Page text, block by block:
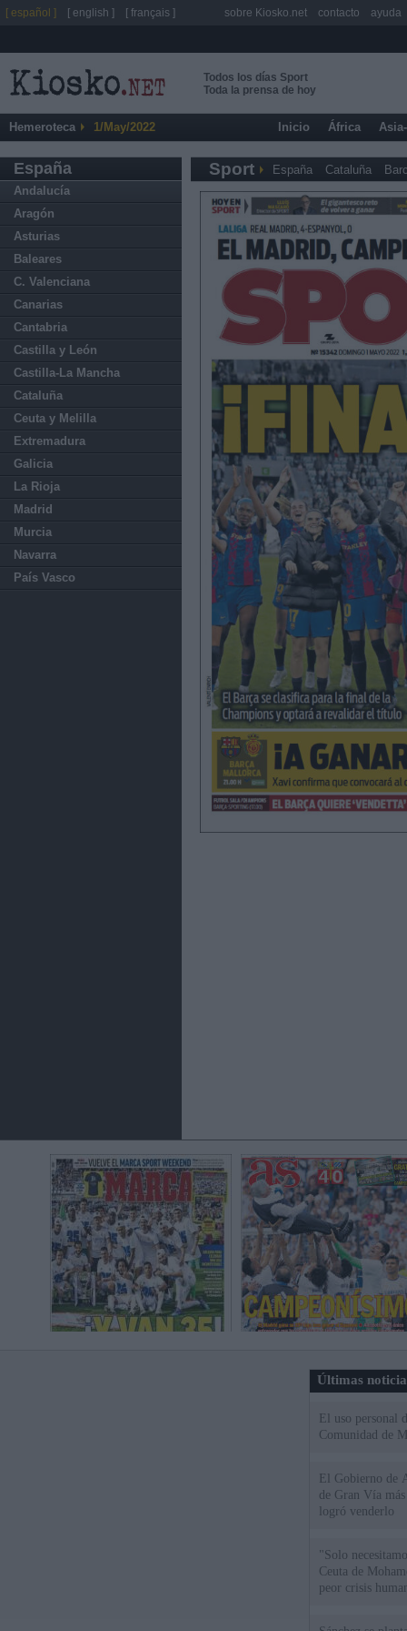
Todos los días Sport
Toda la prensa de hoy
Hemeroteca 1/May/2022 Inicio África
España
Andalucía
Aragón
Asturias
Baleares
C. Valenciana
Canarias
Cantabria
Castilla y León
Castilla-La Mancha
Cataluña
Ceuta y Melilla
Extremadura
Galicia
La Rioja
Madrid
Murcia
Navarra
País Vasco
Sport España Cataluña
Últimas
El uso personal
Comunidad de
El Gobierno de
de Gran Vía
logró venderlo
"Solo
Ceuta de
peor crisis
[ español ] [ english ] [ français ] sobre Kiosko.net contacto ayuda